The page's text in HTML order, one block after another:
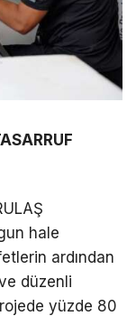
hale
ardından
düzenli
yüzde 80